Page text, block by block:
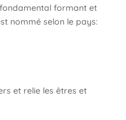
formant et
nommé selon le pays:
et relie les êtres et